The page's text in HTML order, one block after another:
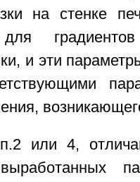
на стенке
и эти
или 4,